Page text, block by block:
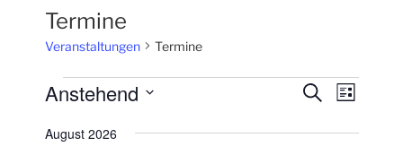
Termine
Veranstaltungen Termine
Veranstaltungen
V
S
V
r
L
s
Anstehend
a
August 2026